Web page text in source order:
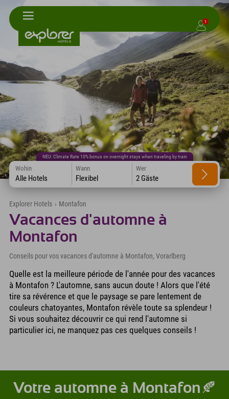
1
NEU: Climate Rate 10% bonus on overnight stays when traveling by train
Wohin
Alle Hotels
Wann
Flexibel
Wer
2 Gäste
Explorer Hotels › Montafon
Vacances d'automne à
Montafon
Conseils pour vos vacances d'automne à Montafon, Vorarlberg
Quelle est la meilleure période de l'année pour des vacances
à Montafon ? L'automne, sans aucun doute ! Alors que l'été
tire sa révérence et que le paysage se pare lentement de
couleurs chatoyantes, Montafon révèle toute sa splendeur !
Si vous souhaitez découvrir ce qui rend l'automne si
particulier ici, ne manquez pas ces quelques conseils !
Votre automne à Montafon🍂